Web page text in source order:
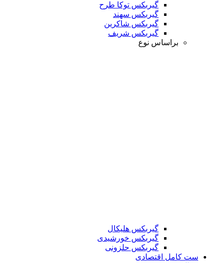
گیربکس توکا طرح
گیربکس سهند
گیربکس شاکرین
گیربکس شریف
براساس نوع
گیربکس هلیکال
گیربکس خورشیدی
گیربکس حلزونی
ست کامل اقتصادی